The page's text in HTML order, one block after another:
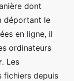
dont
déportant le
en ligne, il
ordinateurs
. Les
fichiers depuis